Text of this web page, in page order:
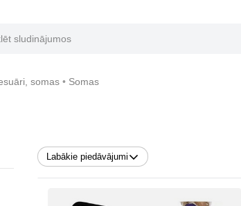
somas Somas
Labākie piedāvājumi